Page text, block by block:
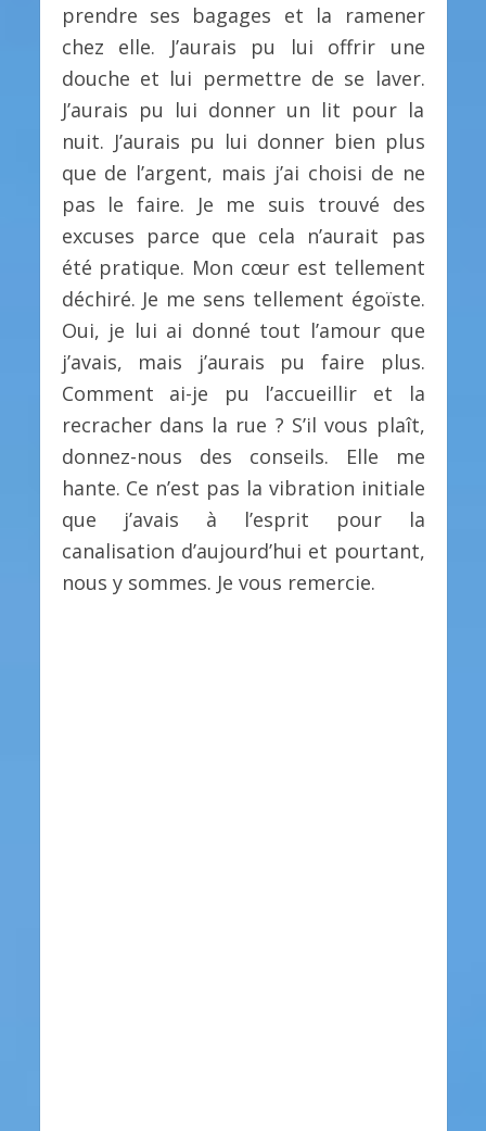
prendre ses bagages et la ramener
chez elle. J’aurais pu lui offrir une
douche et lui permettre de se laver.
J’aurais pu lui donner un lit pour la
nuit. J’aurais pu lui donner bien plus
que de l’argent, mais j’ai choisi de ne
pas le faire. Je me suis trouvé des
excuses parce que cela n’aurait pas
été pratique. Mon cœur est tellement
déchiré. Je me sens tellement égoïste.
Oui, je lui ai donné tout l’amour que
j’avais, mais j’aurais pu faire plus.
Comment ai-je pu l’accueillir et la
recracher dans la rue ? S’il vous plaît,
donnez-nous des conseils. Elle me
hante. Ce n’est pas la vibration initiale
que j’avais à l’esprit pour la
canalisation d’aujourd’hui et pourtant,
nous y sommes. Je vous remercie.